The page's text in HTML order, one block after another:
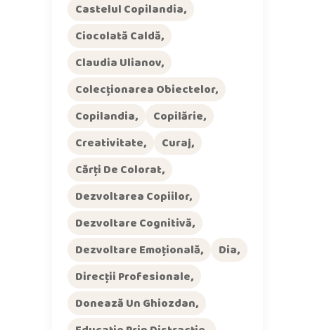
Castelul Copilandia
Ciocolată Caldă
Claudia Ulianov
Colecționarea Obiectelor
Copilandia
Copilărie
Creativitate
Curaj
Cărți De Colorat
Dezvoltarea Copiilor
Dezvoltare Cognitivă
Dezvoltare Emoțională
Dia
Direcții Profesionale
Donează Un Ghiozdan